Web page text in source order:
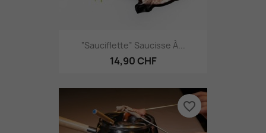
“Sauciflette” Saucisse À...
14,90 CHF
favorite_border